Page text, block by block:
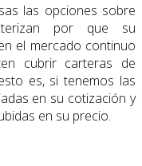
las opciones sobre
por que su
el mercado continuo
cubrir carteras de
es, si tenemos las
en su cotización y
en su precio.